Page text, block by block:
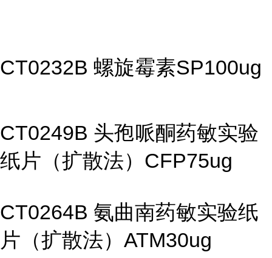
CT0232B 螺旋霉素SP100ug
CT0249B 头孢哌酮药敏实验
纸片（扩散法）CFP75ug
CT0264B 氨曲南药敏实验纸
片（扩散法）ATM30ug